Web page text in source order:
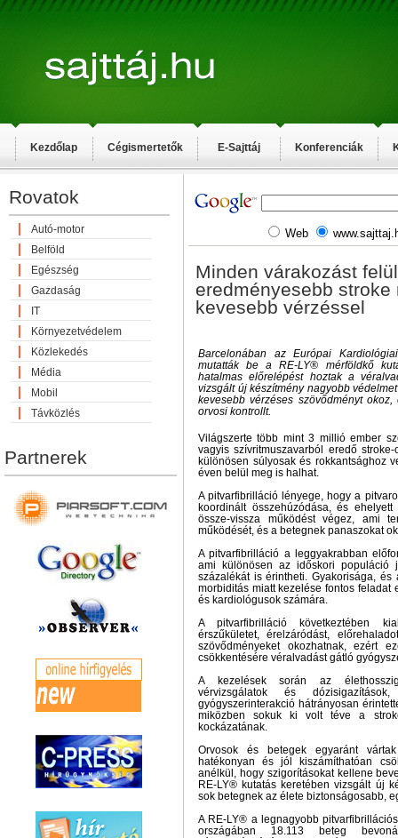
Kezdőlap Cégismertetők E-Sajttáj Konferenciák
Rovatok
Autó-motor
Belföld
Egészség
Gazdaság
IT
Környezetvédelem
Közlekedés
Média
Mobil
Távközlés
Partnerek
Web
Minden várakozást
eredményesebb stroke
kevesebb vérzéssel
Barcelonában az Európai
mutatták be a RE-LY® mérföldkő
hatalmas előrelépést hoztak a
vizsgált új készítmény nagyobb
kevesebb vérzéses szövődményt
orvosi kontrollt.
Világszerte több mint 3 millió ember
vagyis szívritmuszavarból eredő
különösen súlyosak és rokkantsághoz
éven belül meg is halhat.
A pitvarfibrilláció lényege, hogy a
koordinált összehúzódása, és
össze-vissza működést végez, ami
működését, és a betegnek panaszokat
A pitvarfibrilláció a leggyakrabban
ami különösen az időskori populáció
százalékát is érintheti. Gyakorisága,
morbiditás miatt kezelése fontos feladat
és kardiológusok számára.
A pitvarfibrilláció következtében
érszűkületet, érelzáródást,
szövődményeket okozhatnak, ezért
csökkentésére véralvadást gátló
A kezelések során az
vérvizsgálatok és
gyógyszerinterakció hátrányosan
miközben sokuk ki volt téve a
kockázatának.
Orvosok és betegek egyaránt
hatékonyan és jól kiszámíthatóan
anélkül, hogy szigorításokat kellene
RE-LY® kutatás keretében vizsgált új
sok betegnek az élete biztonságosabb,
A RE-LY® a legnagyobb
országában 18.113 beteg